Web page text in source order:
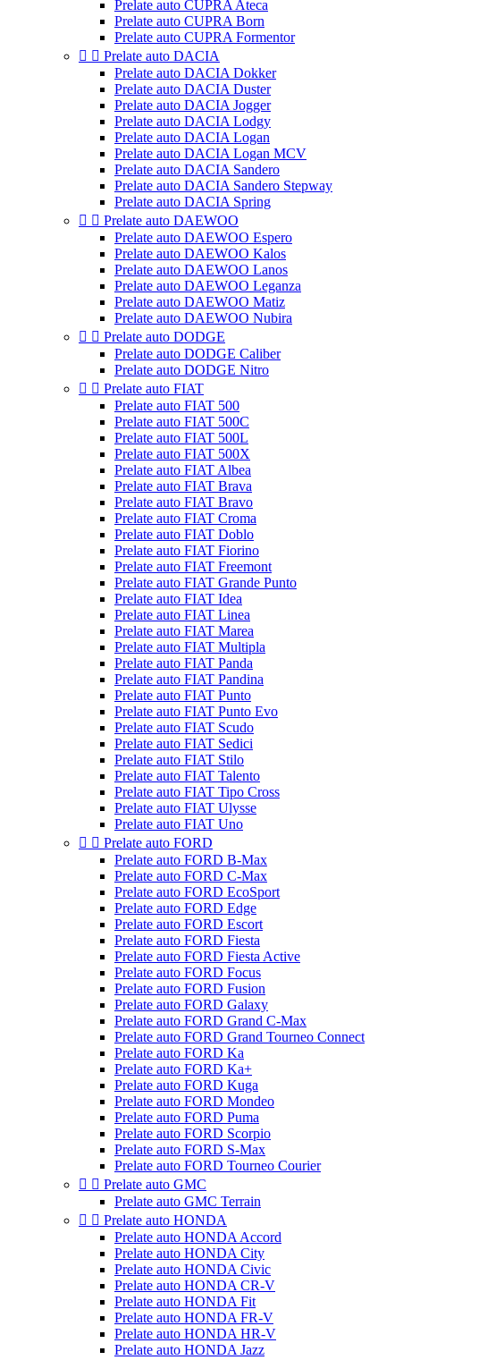
Prelate auto CUPRA Ateca
Prelate auto CUPRA Born
Prelate auto CUPRA Formentor
  Prelate auto DACIA
Prelate auto DACIA Dokker
Prelate auto DACIA Duster
Prelate auto DACIA Jogger
Prelate auto DACIA Lodgy
Prelate auto DACIA Logan
Prelate auto DACIA Logan MCV
Prelate auto DACIA Sandero
Prelate auto DACIA Sandero Stepway
Prelate auto DACIA Spring
  Prelate auto DAEWOO
Prelate auto DAEWOO Espero
Prelate auto DAEWOO Kalos
Prelate auto DAEWOO Lanos
Prelate auto DAEWOO Leganza
Prelate auto DAEWOO Matiz
Prelate auto DAEWOO Nubira
  Prelate auto DODGE
Prelate auto DODGE Caliber
Prelate auto DODGE Nitro
  Prelate auto FIAT
Prelate auto FIAT 500
Prelate auto FIAT 500C
Prelate auto FIAT 500L
Prelate auto FIAT 500X
Prelate auto FIAT Albea
Prelate auto FIAT Brava
Prelate auto FIAT Bravo
Prelate auto FIAT Croma
Prelate auto FIAT Doblo
Prelate auto FIAT Fiorino
Prelate auto FIAT Freemont
Prelate auto FIAT Grande Punto
Prelate auto FIAT Idea
Prelate auto FIAT Linea
Prelate auto FIAT Marea
Prelate auto FIAT Multipla
Prelate auto FIAT Panda
Prelate auto FIAT Pandina
Prelate auto FIAT Punto
Prelate auto FIAT Punto Evo
Prelate auto FIAT Scudo
Prelate auto FIAT Sedici
Prelate auto FIAT Stilo
Prelate auto FIAT Talento
Prelate auto FIAT Tipo Cross
Prelate auto FIAT Ulysse
Prelate auto FIAT Uno
  Prelate auto FORD
Prelate auto FORD B-Max
Prelate auto FORD C-Max
Prelate auto FORD EcoSport
Prelate auto FORD Edge
Prelate auto FORD Escort
Prelate auto FORD Fiesta
Prelate auto FORD Fiesta Active
Prelate auto FORD Focus
Prelate auto FORD Fusion
Prelate auto FORD Galaxy
Prelate auto FORD Grand C-Max
Prelate auto FORD Grand Tourneo Connect
Prelate auto FORD Ka
Prelate auto FORD Ka+
Prelate auto FORD Kuga
Prelate auto FORD Mondeo
Prelate auto FORD Puma
Prelate auto FORD Scorpio
Prelate auto FORD S-Max
Prelate auto FORD Tourneo Courier
  Prelate auto GMC
Prelate auto GMC Terrain
  Prelate auto HONDA
Prelate auto HONDA Accord
Prelate auto HONDA City
Prelate auto HONDA Civic
Prelate auto HONDA CR-V
Prelate auto HONDA Fit
Prelate auto HONDA FR-V
Prelate auto HONDA HR-V
Prelate auto HONDA Jazz